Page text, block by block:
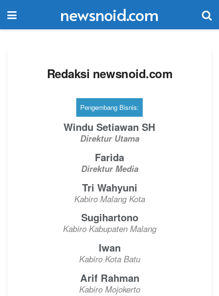
newsnoid.com
Redaksi newsnoid.com
Pengembang Bisnis:
Windu Setiawan SH
Direktur Utama
Farida
Direktur Media
Tri Wahyuni
Kabiro Malang Kota
Sugihartono
Kabiro Kabupaten Malang
Iwan
Kabiro Kota Batu
Arif Rahman
Kabiro Mojokerto